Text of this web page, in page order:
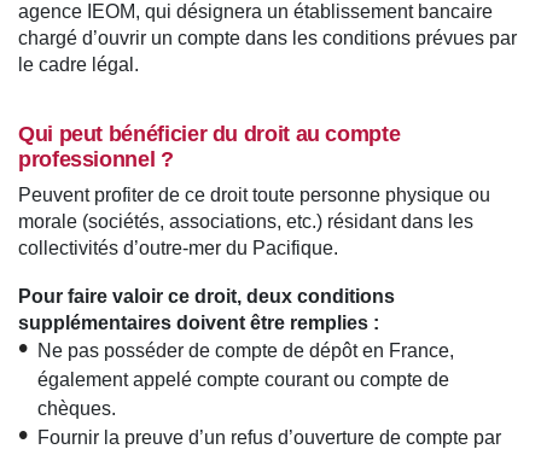
agence IEOM, qui désignera un établissement bancaire
chargé d’ouvrir un compte dans les conditions prévues par
le cadre légal.
Qui peut bénéficier du droit au compte
professionnel ?
Peuvent profiter de ce droit toute personne physique ou
morale (sociétés, associations, etc.) résidant dans les
collectivités d’outre-mer du Pacifique.
Pour faire valoir ce droit, deux conditions
supplémentaires doivent être remplies :
Ne pas posséder de compte de dépôt en France,
également appelé compte courant ou compte de
chèques.
Fournir la preuve d’un refus d’ouverture de compte par